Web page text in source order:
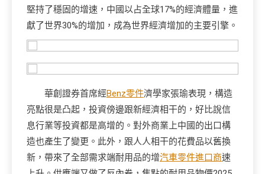
堅持了穩固的增速，中國以占全球17%的經濟體量，進
獻了世界30%的增加，成為世界經濟增加的主要引擎。
華創證券首席經Benz零件濟學家張瑜表現，構造
亮點很是凸起，投資傍邊跟新經濟相干的，好比說信
息行業等投資都是高增的。對外商業上中國的出口構
造也產生了變更。此外，跟人人相干的花費品以舊換
新，帶來了全部需求端耐用品的增汽車零件進口商速